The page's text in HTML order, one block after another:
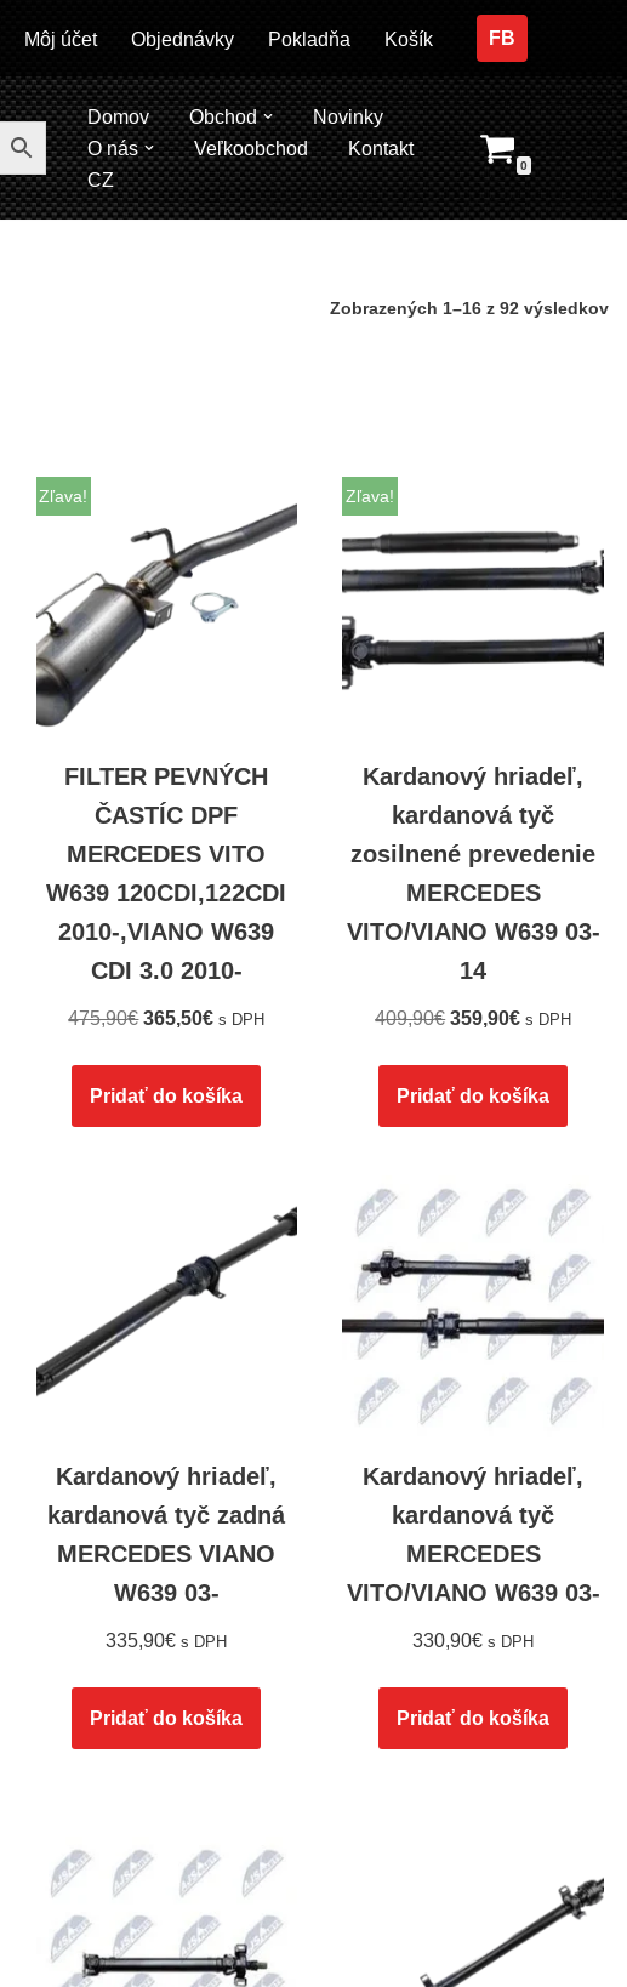
Môj účet Objednávky Pokladňa Košík FB
Domov Obchod
Novinky
O nás
Veľkoobchod
Kontakt
CZ
0
Zobrazených 1–16 z 92 výsledkov
Zľava!
FILTER PEVNÝCH
ČASTÍC DPF
MERCEDES VITO
W639 120CDI,122CDI
2010-,VIANO W639
CDI 3.0 2010-
475,90€ 365,50€ s DPH
Pridať do košíka
Zľava!
Kardanový hriadeľ,
kardanová tyč
zosilnené prevedenie
MERCEDES
VITO/VIANO W639 03-
14
409,90€ 359,90€ s DPH
Pridať do košíka
Kardanový hriadeľ,
kardanová tyč zadná
MERCEDES VIANO
W639 03-
335,90€ s DPH
Pridať do košíka
Kardanový hriadeľ,
kardanová tyč
MERCEDES
VITO/VIANO W639 03-
330,90€ s DPH
Pridať do košíka